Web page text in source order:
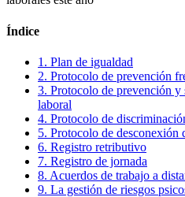
Índice
1. Plan de igualdad
2. Protocolo de prevención
3. Protocolo de prevención
laboral
4. Protocolo de
5. Protocolo de desconexión
6. Registro retributivo
7. Registro de jornada
8. Acuerdos de trabajo a
9. La gestión de riesgos